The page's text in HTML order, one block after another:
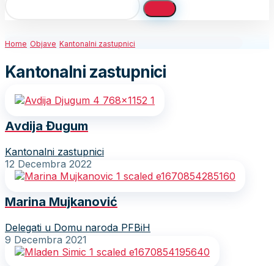
Home Objave Kantonalni zastupnici
Kantonalni zastupnici
Avdija Đugum
Kantonalni zastupnici
12 Decembra 2022
Marina Mujkanović
Delegati u Domu naroda PFBiH
9 Decembra 2021